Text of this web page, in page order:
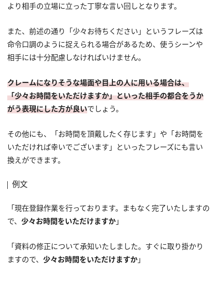
より相手の立場に立った丁寧な言い回しとなります。
また、前述の通り「少々お待ちください」というフレーズは
命令口調のように捉えられる場合があるため、使うシーンや
相手には十分配慮しなければいけません。
クレームになりそうな場面や目上の人に用いる場合は、
「少々お時間をいただけますか」といった相手の都合をうか
がう表現にした方が良いでしょう。
その他にも、「お時間を頂戴したく存じます」や「お時間を
いただければ幸いでございます」といったフレーズにも言い
換えができます。
例文
「現在登録作業を行っております。まもなく完了いたしますの
で、 少々お時間をいただけますか 」
「資料の修正について承知いたしました。すぐに取り掛かり
ますので、 少々お時間をいただけますか 」